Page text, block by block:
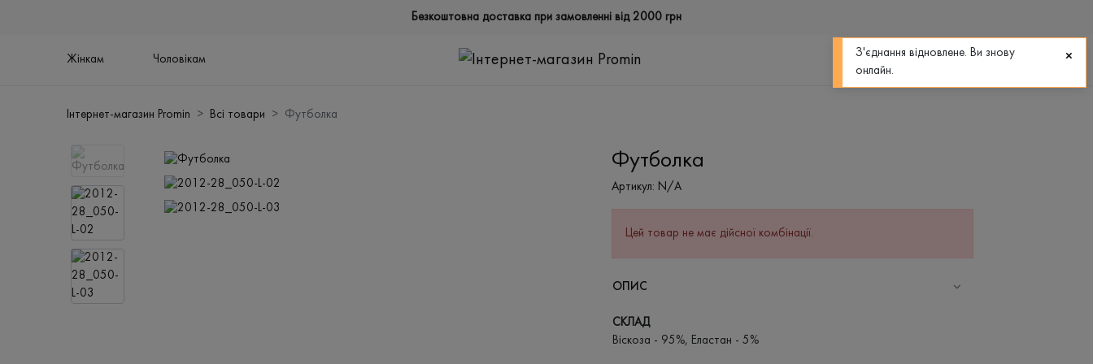
Безкоштовна доставка при замовленні від 2000 грн
Жінкам Чоловікам
0
Інтернет-магазин Promin Всі товари Футболка
Футболка
Артикул: N/A
Цей товар не має дійсної комбінації.
ОПИС
СКЛАД
Віскоза - 95%, Еластан - 5%
З'єднання відновлене. Ви знову
онлайн.